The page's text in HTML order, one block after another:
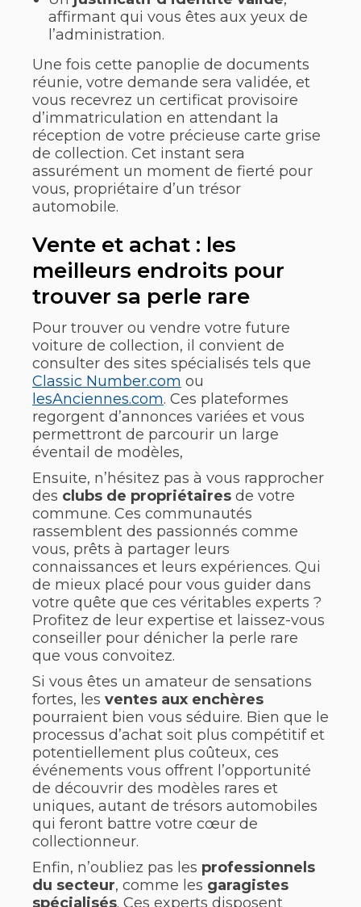
affirmant qui vous êtes aux yeux de
l’administration.
Une fois cette panoplie de documents
réunie, votre demande sera validée, et
vous recevrez un certificat provisoire
d’immatriculation en attendant la
réception de votre précieuse carte grise
de collection. Cet instant sera
assurément un moment de fierté pour
vous, propriétaire d’un trésor
automobile.
Vente et achat : les
meilleurs endroits pour
trouver sa perle rare
Pour trouver ou vendre votre future
voiture de collection, il convient de
consulter des sites spécialisés tels que
Classic Number.com ou
lesAnciennes.com. Ces plateformes
regorgent d’annonces variées et vous
permettront de parcourir un large
éventail de modèles,
Ensuite, n’hésitez pas à vous rapprocher
des clubs de propriétaires de votre
commune. Ces communautés
rassemblent des passionnés comme
vous, prêts à partager leurs
connaissances et leurs expériences. Qui
de mieux placé pour vous guider dans
votre quête que ces véritables experts ?
Profitez de leur expertise et laissez-vous
conseiller pour dénicher la perle rare
que vous convoitez.
Si vous êtes un amateur de sensations
fortes, les ventes aux enchères
pourraient bien vous séduire. Bien que le
processus d’achat soit plus compétitif et
potentiellement plus coûteux, ces
événements vous offrent l’opportunité
de découvrir des modèles rares et
uniques, autant de trésors automobiles
qui feront battre votre cœur de
collectionneur.
Enfin, n’oubliez pas les professionnels
du secteur, comme les garagistes
spécialisés. Ces experts disposent